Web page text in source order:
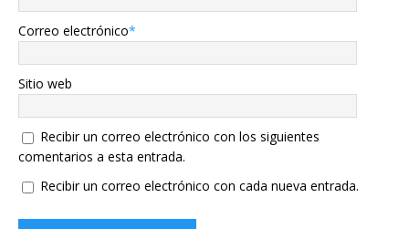
Correo electrónico*
Sitio web
Recibir un correo electrónico con los siguientes
comentarios a esta entrada.
Recibir un correo electrónico con cada nueva entrada.